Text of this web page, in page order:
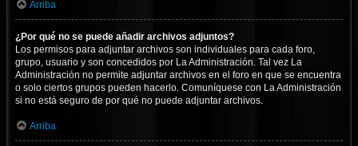
Arriba
¿Por qué no se puede añadir archivos adjuntos?
Los permisos para adjuntar archivos son individuales para cada foro,
grupo, usuario y son concedidos por La Administración. Tal vez La
Administración no permite adjuntar archivos en el foro en que se encuentra
o solo ciertos grupos pueden hacerlo. Comuníquese con La Administración
si no está seguro de por qué no puede adjuntar archivos.
Arriba